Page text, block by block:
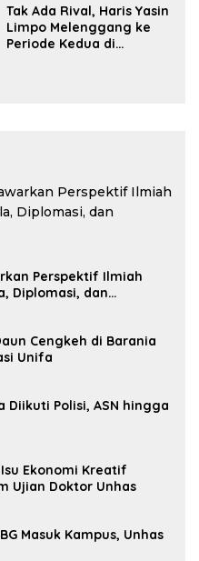
Tak Ada Rival, Haris Yasin
Limpo Melenggang ke
Periode Kedua di
Perspektif Ilmiah
Diplomasi, dan
Cengkeh di Barania
Unifa
Diikuti Polisi, ASN hingga
Ekonomi Kreatif
Ujian Doktor Unhas
Masuk Kampus, Unhas